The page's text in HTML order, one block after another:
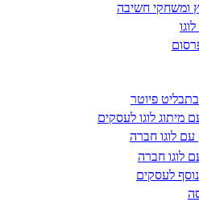
חשיבה
פיוטר
לוגו לעסקים
לוגו חברה
חברה
לעסקים